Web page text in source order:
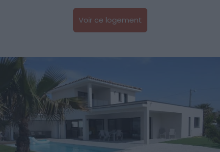
Voir ce logement